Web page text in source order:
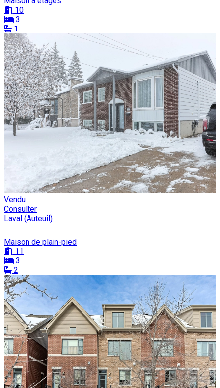
10
3
1
Vendu
Consulter
Laval (Auteuil)
Maison de plain-pied
11
3
2